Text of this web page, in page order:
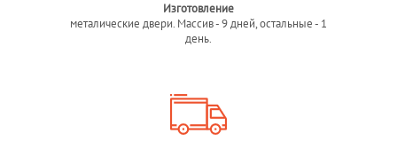
Изготовление
металические двери. Массив - 9 дней, остальные - 1
день.